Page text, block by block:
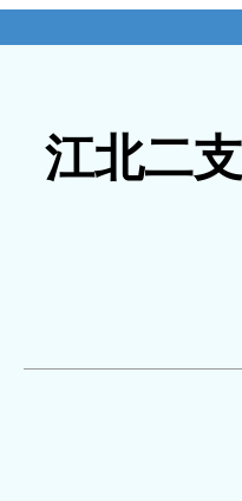
江北二